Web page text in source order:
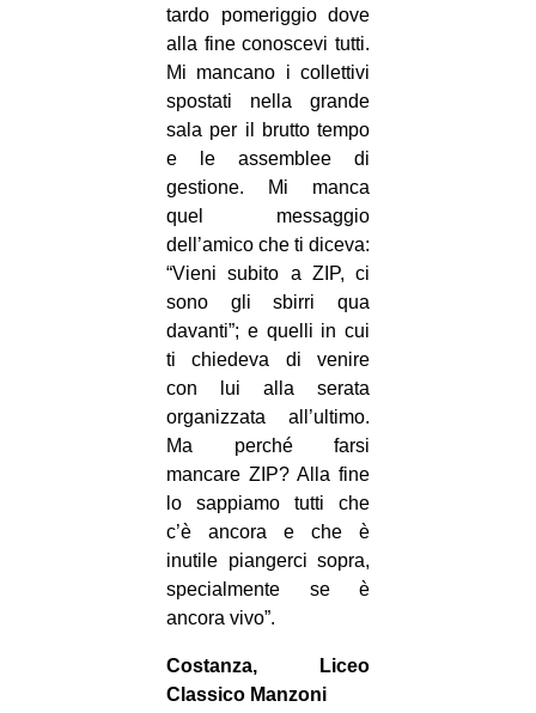
CINEMA
MANIFESTI
MUSICA
INTERNAZIONALE
AFRICA
AMERICHE
ESTREMO ORIENTE
EUROPA
MEDIO ORIENTE
MONDO
EVENTI
in
Fb
bsky
tardo pomeriggio dove
alla fine conoscevi tutti.
Mi mancano i collettivi
spostati nella grande
sala per il brutto tempo
e le assemblee di
gestione. Mi manca
quel messaggio
dell’amico che ti diceva:
“Vieni subito a ZIP, ci
sono gli sbirri qua
davanti”; e quelli in cui
ti chiedeva di venire
con lui alla serata
organizzata all’ultimo.
Ma perché farsi
mancare ZIP? Alla fine
lo sappiamo tutti che
c’è ancora e che è
inutile piangerci sopra,
specialmente se è
ancora vivo”.
Costanza, Liceo
Classico Manzoni